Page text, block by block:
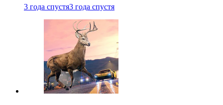
3 года спустя3 года спустя